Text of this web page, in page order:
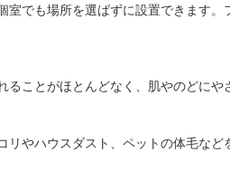
室でも場所を選ばずに設置できます
ことがほとんどなく、肌やのどに
やハウスダスト、ペットの体毛など